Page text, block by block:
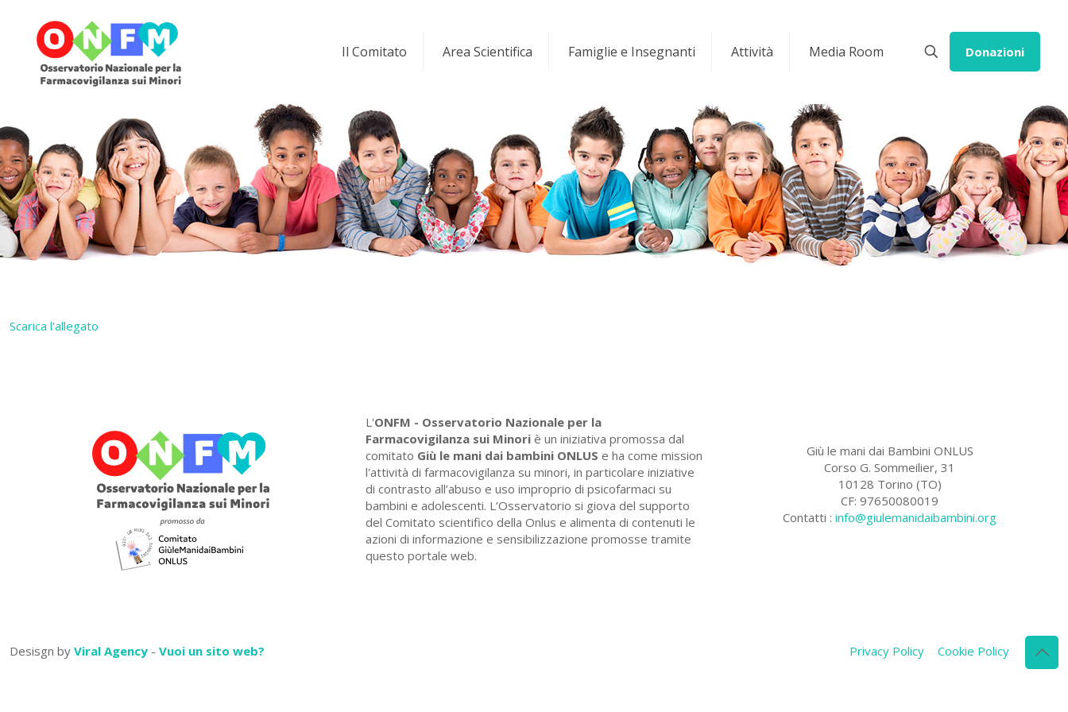
Il Comitato Area Scientifica Famiglie e Insegnanti Attività Media Room Donazioni
Scarica l'allegato
L'ONFM - Osservatorio Nazionale per la
Farmacovigilanza sui Minori è un iniziativa promossa dal
comitato Giù le mani dai bambini ONLUS e ha come mission
l'attività di farmacovigilanza su minori, in particolare iniziative
di contrasto all’abuso e uso improprio di psicofarmaci su
bambini e adolescenti. L’Osservatorio si giova del supporto
del Comitato scientifico della Onlus e alimenta di contenuti le
azioni di informazione e sensibilizzazione promosse tramite
questo portale web.
Giù le mani dai Bambini ONLUS
Corso G. Sommeilier, 31
10128 Torino (TO)
CF: 97650080019
Contatti :info@giulemanidaibambini.org
Desisgn by Viral Agency - Vuoi un sito web? Privacy Policy Cookie Policy